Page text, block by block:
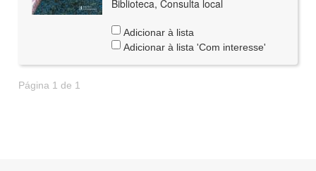
Biblioteca, Consulta local
Adicionar à lista
Adicionar à lista 'Com interesse'
Página 1 de 1